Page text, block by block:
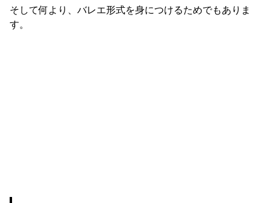
そして何より、バレエ形式を身につけるためでもありま
す。